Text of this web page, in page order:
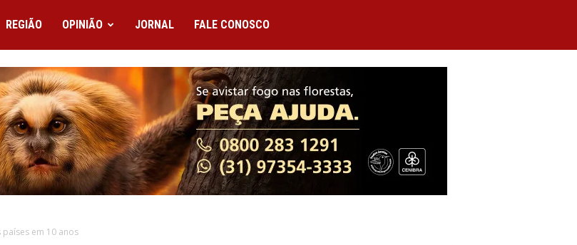
REGIÃO OPINIÃO JORNAL FALE CONOSCO
em 10 anos